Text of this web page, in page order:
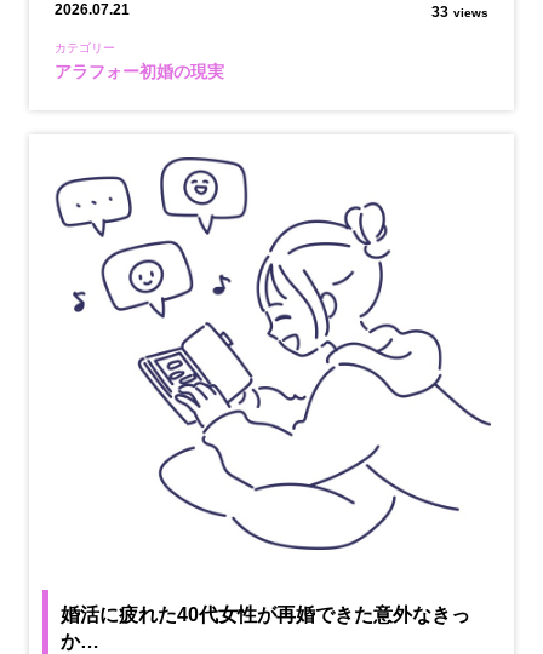
2026.07.21 33 views
カテゴリー
アラフォー初婚の現実
婚活に疲れた40代女性が再婚できた意外なきっ
か…